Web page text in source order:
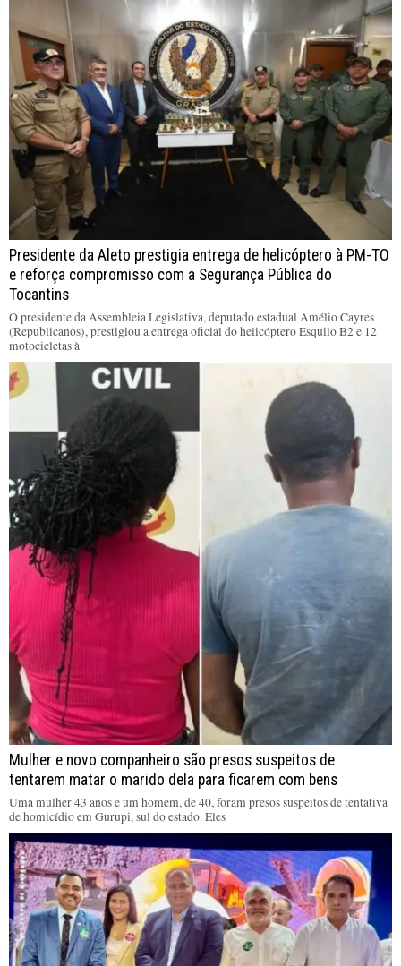
Presidente da Aleto prestigia entrega de helicóptero à PM-TO
e reforça compromisso com a Segurança Pública do
Tocantins
O presidente da Assembleia Legislativa, deputado estadual Amélio Cayres
(Republicanos), prestigiou a entrega oficial do helicóptero Esquilo B2 e 12
motocicletas à
Mulher e novo companheiro são presos suspeitos de
tentarem matar o marido dela para ficarem com bens
Uma mulher 43 anos e um homem, de 40, foram presos suspeitos de tentativa
de homicídio em Gurupi, sul do estado. Eles